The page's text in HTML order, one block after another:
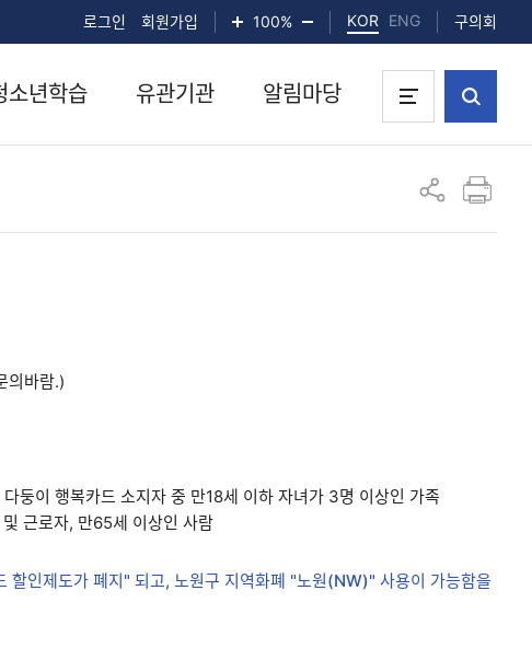
로그인 회원가입 화면확대
100% 화면축소KOR ENG 구의회
전체메뉴 열기
통합검색
소년학습 유관기관 알림마당
인쇄하기
의바람.)
둥이 행복카드 소지자 중 만18세 이하 자녀가 3명 이상인 가족
근로자, 만65세 이상인 사람
할인제도가 폐지" 되고, 노원구 지역화폐 "노원(NW)" 사용이 가능함을